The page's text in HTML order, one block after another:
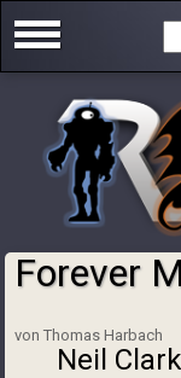
Sie sind hier
Forever
von Thomas Harbach
Neil